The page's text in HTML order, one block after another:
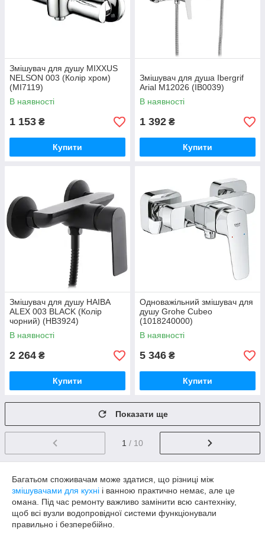
Змішувач для душу MIXXUS
NELSON 003 (Колір хром)
(MI7119)
В наявності
1 153 ₴
Купити
Змішувач для душа Ibergrif
Arial M12026 (IB0039)
В наявності
1 392 ₴
Купити
Змішувач для душу HAIBA
ALEX 003 BLACK (Колір
чорний) (HB3924)
В наявності
2 264 ₴
Купити
Одноважільний змішувач для
душу Grohe Cubeo
(1018240000)
В наявності
5 346 ₴
Купити
Показати ще
1 / 10
Багатьом споживачам може здатися, що різниці між
змішувачами для кухні і ванною практично немає, але це
омана. Під час ремонту важливо замінити всю сантехніку,
щоб всі вузли водопровідної системи функціонували
правильно і безперебійно.